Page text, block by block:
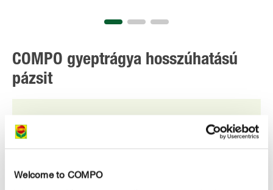
Welcome to COMPO
COMPO gyeptrágya hosszúhatású
pázsit